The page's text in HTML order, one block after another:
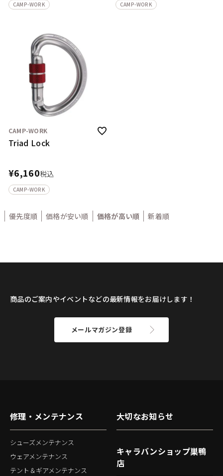
CAMP-WORK CAMP-WORK
CAMP-WORK
Triad Lock
¥6,160税込
CAMP-WORK
優先度順 価格が安い順 価格が高い順 新着順
商品のご案内やイベントなどの最新情報をお届けします！
メールマガジン登録
修理・メンテナンス
シューズメンテナンス
ウェアメンテナンス
テント＆ギアメンテナンス
大切なお知らせ
キャラバンショップ巣鴨
店